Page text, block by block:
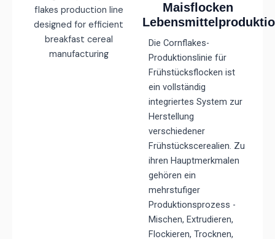
Maisflocken
Die Cornflakes-
Produktionslinie für
Frühstücksflocken ist
ein vollständig
integriertes System zur
Herstellung
verschiedener
Frühstückscerealien. Zu
ihren Hauptmerkmalen
gehören ein
mehrstufiger
Produktionsprozess -
Mischen, Extrudieren,
Flockieren, Trocknen,